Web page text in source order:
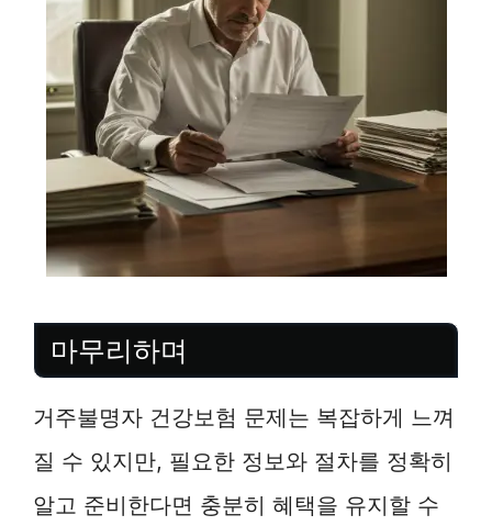
마무리하며
거주불명자 건강보험 문제는 복잡하게 느껴
질 수 있지만, 필요한 정보와 절차를 정확히
알고 준비한다면 충분히 혜택을 유지할 수